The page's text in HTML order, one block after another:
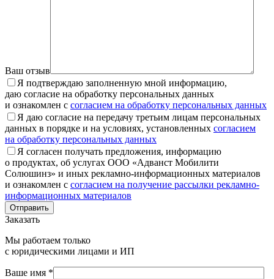
Ваш отзыв
Я подтверждаю заполненную мной информацию,
даю согласие на обработку персональных данных
и ознакомлен с согласием на обработку персональных данных
Я даю согласие на передачу третьим лицам персональных
данных в порядке и на условиях, установленных согласием
на обработку персональных данных
Я согласен получать предложения, информацию
о продуктах, об услугах ООО «Адванст Мобилити
Солюшинз» и иных рекламно-информационных материалов
и ознакомлен с согласием на получение рассылки рекламно-
информационных материалов
Отправить
Заказать
Мы работаем только
с юридическими лицами и ИП
Ваше имя *